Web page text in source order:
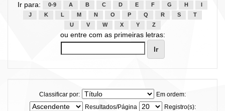
Ir para: 0-9 A B C D E F G H
J
K L M N O P Q R S
T
U
V W X Y Z
ou entre com as primeiras letras:
Classificar por:
Em ordem:
Resultados/Página
Registro(s):